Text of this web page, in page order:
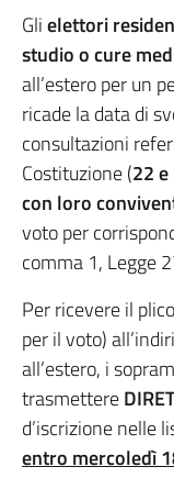
Glielettori
studio o cure
all’estero per un
ricade la data di
consultazioni
Costituzione (22
con loro
voto per
comma 1, Legge
Per ricevere il
per il voto)
all’estero, i
trasmettere
d’iscrizione nelle
entro mercoledì